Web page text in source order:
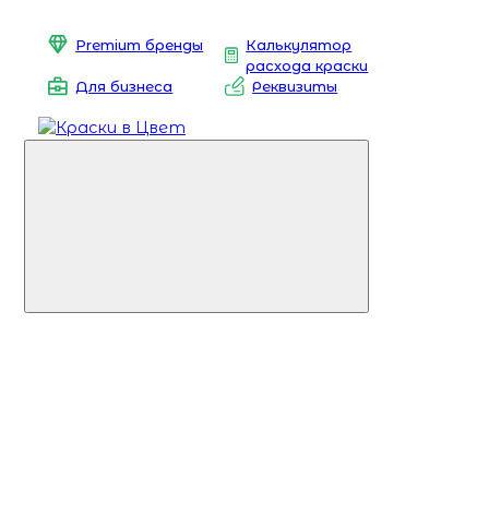
Premium бренды
Калькулятор
расхода краски
Для бизнеса
Реквизиты